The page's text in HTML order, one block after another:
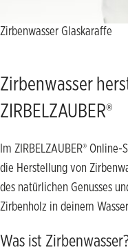
Zirbenwasser Glaskaraffe
Zirbenwasser
ZIRBELZAUBER®
Im ZIRBELZAUBER®
die Herstellung von
des natürlichen Genusses
Zirbenholz in deinem
Was ist